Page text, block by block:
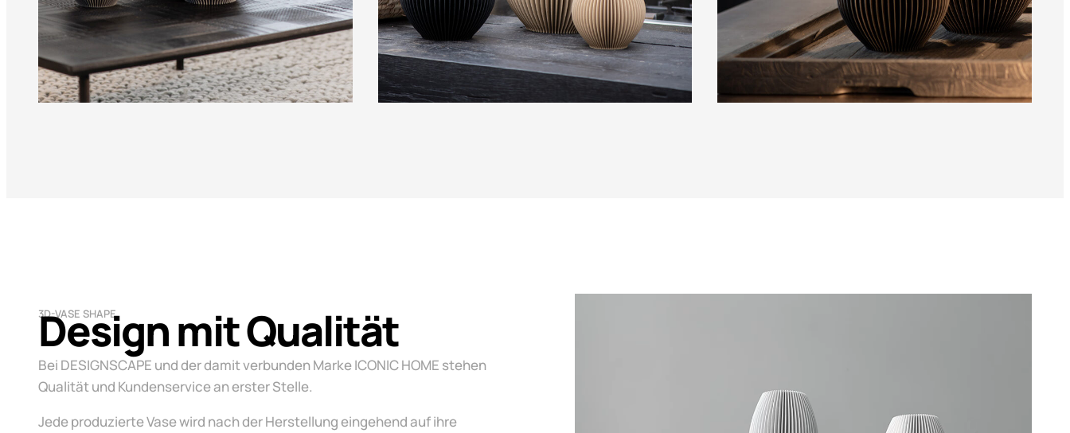
3D-VASE SHAPE
Design mit Qualität
Bei DESIGNSCAPE und der damit verbunden Marke ICONIC HOME stehen
Qualität und Kundenservice an erster Stelle.
Jede produzierte Vase wird nach der Herstellung eingehend auf ihre